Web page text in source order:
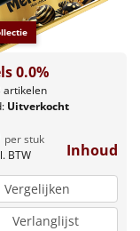
0.0%
artikelen
Uitverkocht
per stuk
BTW Inhoud
Vergelijken
Verlanglijst